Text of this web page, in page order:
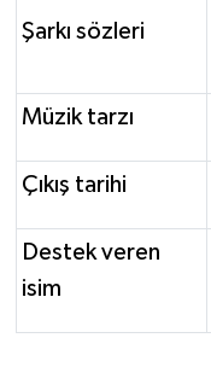
Şarkı sözleri
Müzik tarzı
Çıkış tarihi
Destek veren
isim